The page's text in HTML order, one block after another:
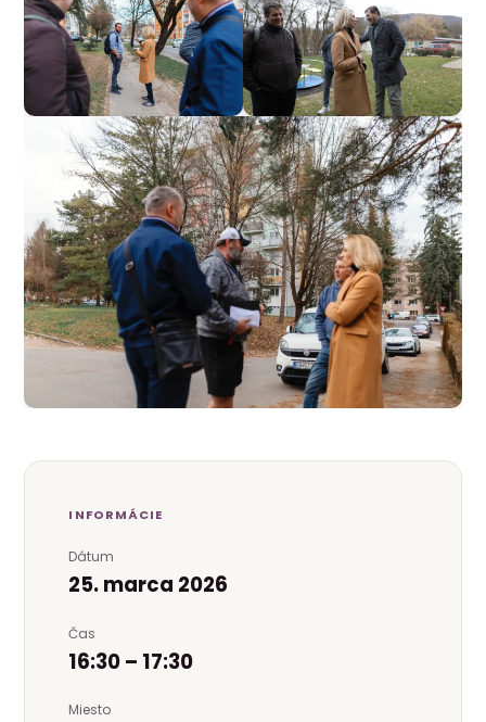
INFORMÁCIE
Dátum
25. marca 2026
Čas
16:30 – 17:30
Miesto